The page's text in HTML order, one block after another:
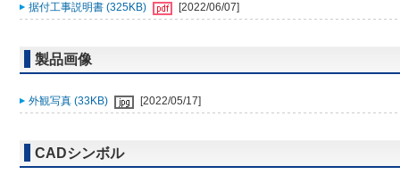
据付工事説明書 (325KB) [2022/06/07]
製品画像
外観写真 (33KB) [2022/05/17]
CADシンボル